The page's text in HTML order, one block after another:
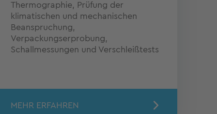
Thermographie, Prüfung der
klimatischen und mechanischen
Beanspruchung,
Verpackungserprobung,
Schallmessungen und Verschleißtests
MEHR ERFAHREN